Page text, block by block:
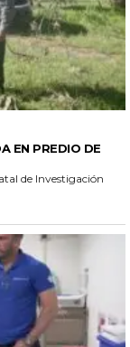
EN PREDIO DE
de Investigación